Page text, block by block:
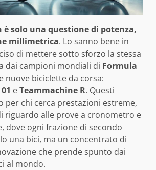
è solo una questione di potenza,
millimetrica. Lo sanno bene in
di mettere sotto sforzo la stessa
dai campioni mondiali di Formula
nuove biciclette da corsa:
eTeammachine R. Questi
per chi cerca prestazioni estreme,
riguardo alle prove a cronometro e
dove ogni frazione di secondo
una bici, ma un concentrato di
che prende spunto dai
al mondo.